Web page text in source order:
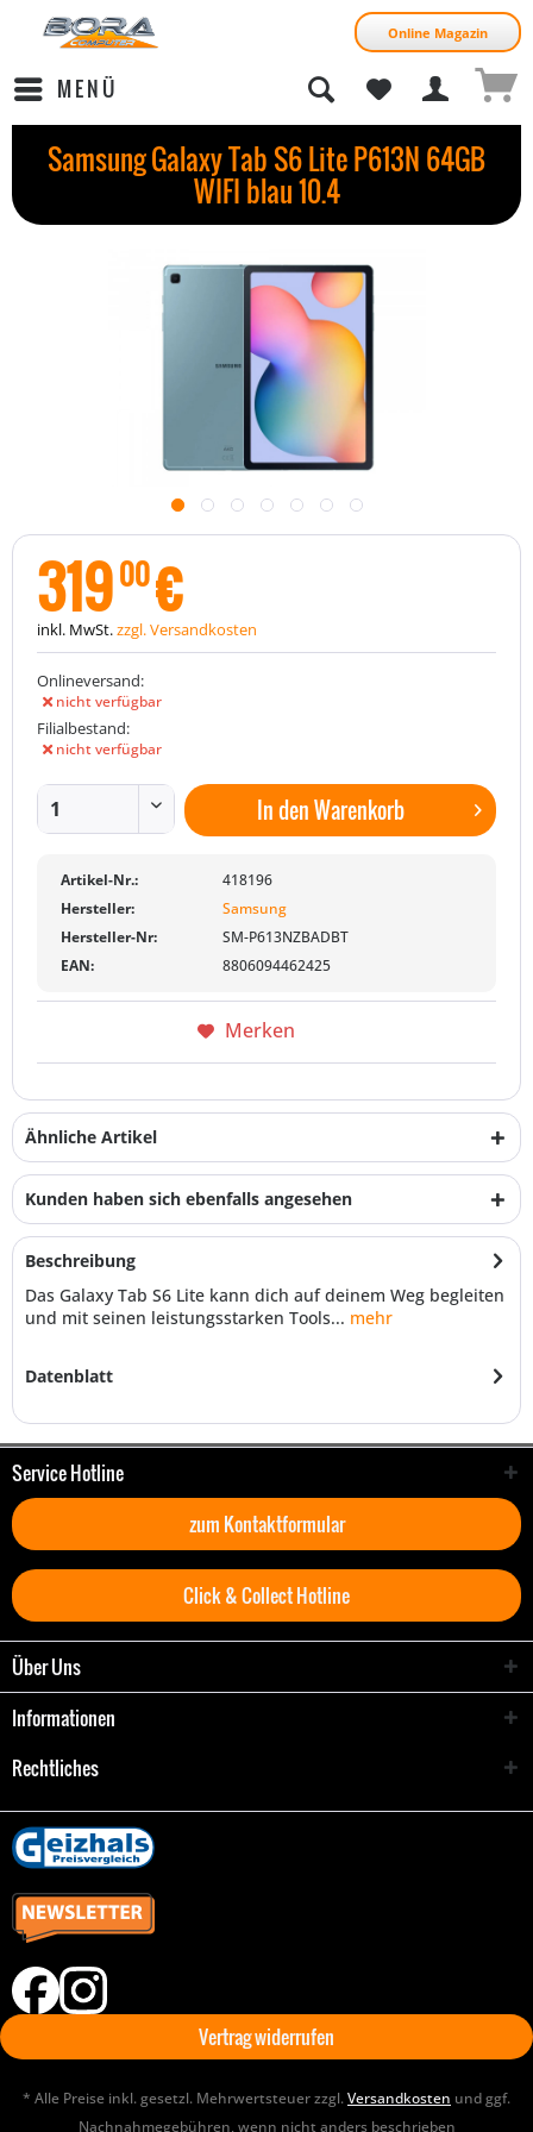
Online Magazin
MENÜ
Samsung Galaxy Tab S6 Lite P613N 64GB
WIFI blau 10.4
31900€
inkl. MwSt.zzgl. Versandkosten
Onlineversand:
nicht verfügbar
Filialbestand:
nicht verfügbar
In denWarenkorb
Artikel-Nr.:
418196
Hersteller:
Samsung
Hersteller-Nr:
SM-P613NZBADBT
EAN:
8806094462425
Merken
Ähnliche Artikel
Kunden haben sich ebenfalls angesehen
Beschreibung
Das Galaxy Tab S6 Lite kann dich auf deinem Weg begleiten
und mit seinen leistungsstarken Tools... mehr
Datenblatt
Service Hotline
zum Kontaktformular
Click & Collect Hotline
Über Uns
Informationen
Rechtliches
Vertrag widerrufen
* Alle Preise inkl. gesetzl. Mehrwertsteuer zzgl.Versandkosten und ggf.
Nachnahmegebühren, wenn nicht anders beschrieben